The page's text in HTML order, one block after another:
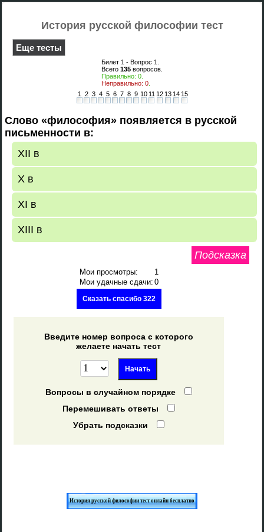
История русской философии тест
Еще тесты
Билет 1 - Вопрос 1
Всего 135 вопросов.
Правильно: 0
Неправильно: 0
1
2 3 4 5 6 7 8 9 10 11 12 13 14 15
Слово «философия» появляется в русской
письменности в:
XII в
X в
XI в
XIII в
Подсказка
Мои просмотры:
1
Мои удачные сдачи: 0
Сказать спасибо 322
Введите номер вопроса с которого
желаете начать тест
Вопросы в случайном порядке
Перемешивать ответы
Убрать подсказки
История русской философии тест онлайн бесплатно